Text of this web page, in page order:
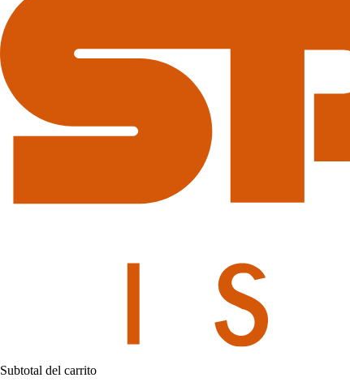
Subtotal del carrito